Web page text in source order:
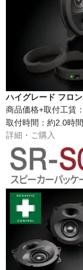
ハイグレード フロン
商品価格+取付工賃
取付時間：約2.0時間
詳細・ご購入